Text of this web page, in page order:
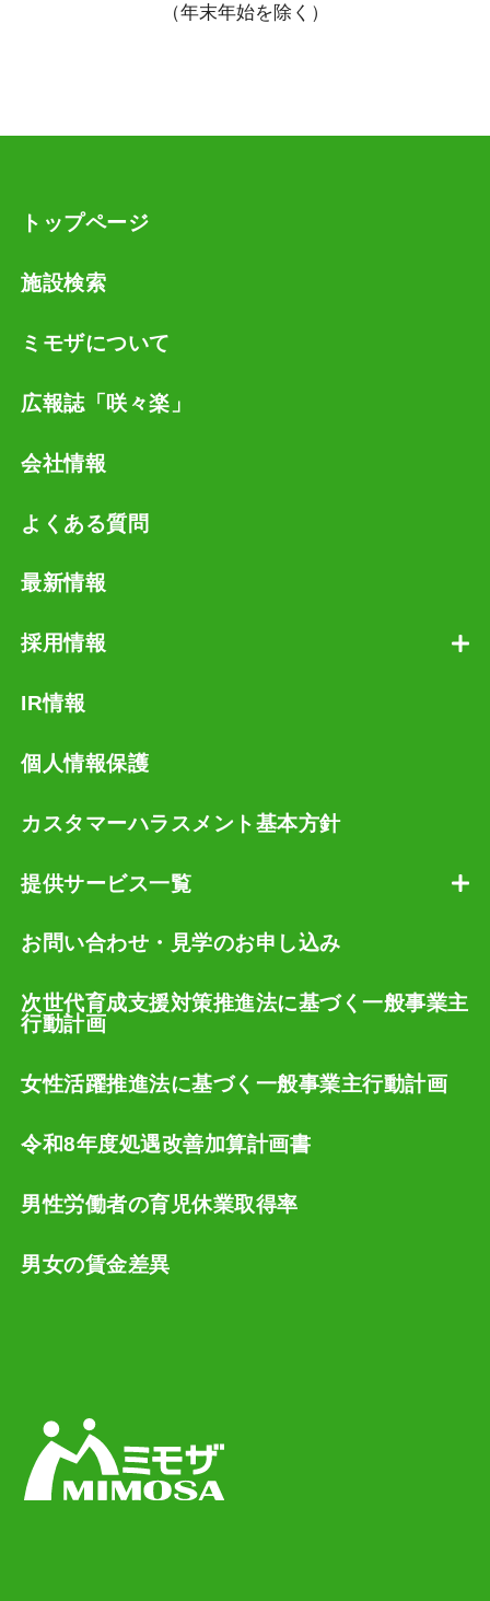
（年末年始を除く）
トップページ
施設検索
ミモザについて
広報誌「咲々楽」
会社情報
よくある質問
最新情報
採用情報
IR情報
個人情報保護
カスタマーハラスメント基本方針
提供サービス一覧
お問い合わせ・見学のお申し込み
次世代育成支援対策推進法に基づく一般事業主
行動計画
女性活躍推進法に基づく一般事業主行動計画
令和8年度処遇改善加算計画書
男性労働者の育児休業取得率
男女の賃金差異